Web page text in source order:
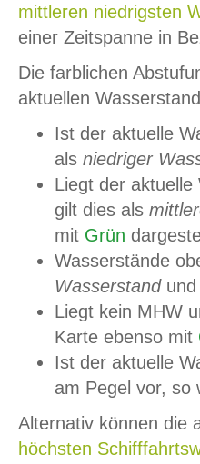
mittleren niedrigsten
einer Zeitspanne in
Die farblichen
aktuellen
Ist der aktuelle
als niedriger
Liegt der
gilt dies als
mit Grün
Wasserstände
Wasserstandund
Liegt kein MHW
Karte ebenso mit
Ist der aktuelle
am Pegel vor,
Alternativ können die
höchsten